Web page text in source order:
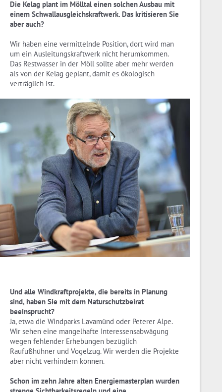
Die Kelag plant im Mölltal einen solchen Ausbau mit
einem Schwallausgleichskraftwerk. Das kritisieren Sie
aber auch?
Wir haben eine vermittelnde Position, dort wird man
um ein Ausleitungskraftwerk nicht herumkommen.
Das Restwasser in der Möll sollte aber mehr werden
als von der Kelag geplant, damit es ökologisch
verträglich ist.
Und alle Windkraftprojekte, die bereits in Planung
sind, haben Sie mit dem Naturschutzbeirat
beeinsprucht?
Ja, etwa die Windparks Lavamünd oder Peterer Alpe.
Wir sehen eine mangelhafte Interessensabwägung
wegen fehlender Erhebungen bezüglich
Raufußhühner und Vogelzug. Wir werden die Projekte
aber nicht verhindern können.
Schon im zehn Jahre alten Energiemasterplan wurden